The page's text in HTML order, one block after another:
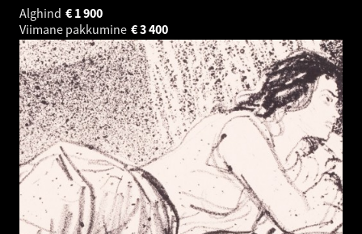
Alghind
1 900
€
Viimane pakkumine
3 400
€